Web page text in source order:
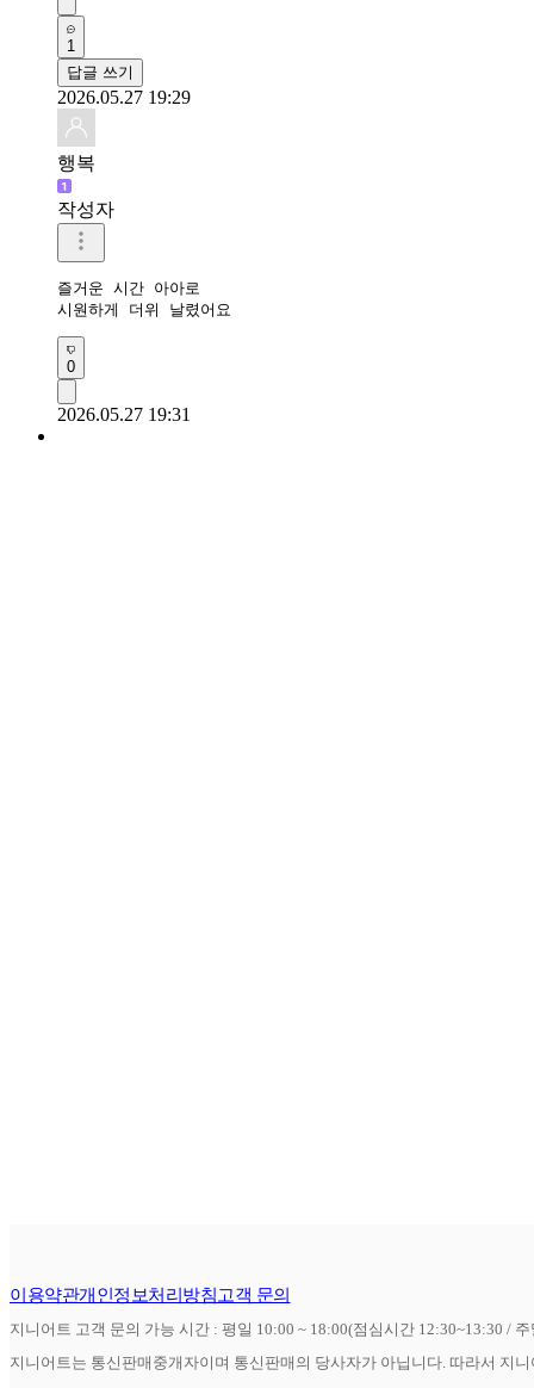
1
답글 쓰기
2026.05.27 19:29
행복
작성자
즐거운 시간 아아로
시원하게 더위 날렸어요
0
2026.05.27 19:31
이용약관개인정보처리방침고객 문의
지니어트 고객 문의 가능 시간 : 평일 10:00 ~ 18:00(점심시간 12:30~13:30 /
지니어트는 통신판매중개자이며 통신판매의 당사자가 아닙니다. 따라서 지